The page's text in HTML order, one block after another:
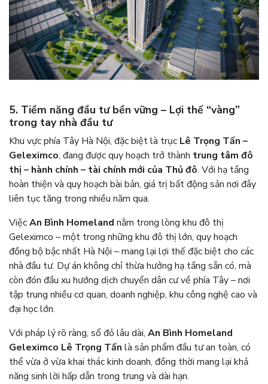
5. Tiềm năng đầu tư bền vững – Lợi thế “vàng”
trong tay nhà đầu tư
Khu vực phía Tây Hà Nội, đặc biệt là trục Lê Trọng Tấn –
Geleximco, đang được quy hoạch trở thành trung tâm đô
thị – hành chính – tài chính mới của Thủ đô. Với hạ tầng
hoàn thiện và quy hoạch bài bản, giá trị bất động sản nơi đây
liên tục tăng trong nhiều năm qua.
ViệcAn Bình Homeland nằm trong lòng khu đô thị
Geleximco – một trong những khu đô thị lớn, quy hoạch
đồng bộ bậc nhất Hà Nội – mang lại lợi thế đặc biệt cho các
nhà đầu tư. Dự án không chỉ thừa hưởng hạ tầng sẵn có, mà
còn đón đầu xu hướng dịch chuyển dân cư về phía Tây – nơi
tập trung nhiều cơ quan, doanh nghiệp, khu công nghệ cao và
đại học lớn.
Với pháp lý rõ ràng, sổ đỏ lâu dài, An Bình Homeland
Geleximco Lê Trọng Tấn là sản phẩm đầu tư an toàn, có
thể vừa ở vừa khai thác kinh doanh, đồng thời mang lại khả
năng sinh lời hấp dẫn trong trung và dài hạn.